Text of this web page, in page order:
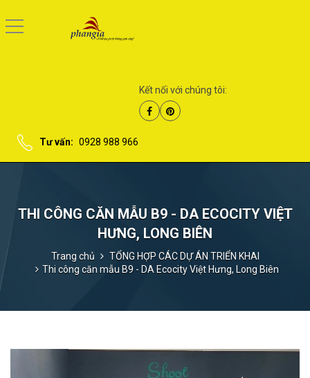
Kết nối với chúng tôi:
Tư vấn: 0928 988 966
THI CÔNG CĂN MẪU B9 - DA ECOCITY VIỆT
HƯNG, LONG BIÊN
Trang chủ
TỔNG HỢP CÁC DỰ ÁN TRIỂN KHAI
Thi công căn mẫu B9 - DA Ecocity Việt Hưng, Long Biên